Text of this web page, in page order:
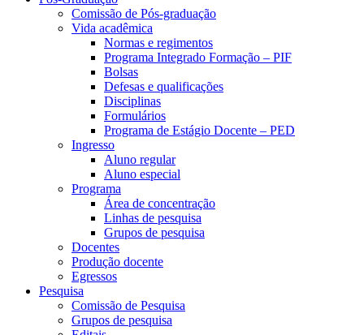
Comissão de Pós-graduação
Vida acadêmica
Normas e regimentos
Programa Integrado Formação – PIF
Bolsas
Defesas e qualificações
Disciplinas
Formulários
Programa de Estágio Docente – PED
Ingresso
Aluno regular
Aluno especial
Programa
Área de concentração
Linhas de pesquisa
Grupos de pesquisa
Docentes
Produção docente
Egressos
Pesquisa
Comissão de Pesquisa
Grupos de pesquisa